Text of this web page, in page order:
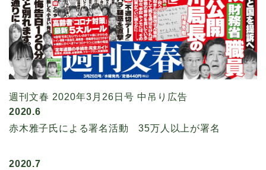
週刊文春 2020年3月26日号 中吊り広告
2020.6
赤木雅子氏による署名活動 35万人以上が署名
2020.7